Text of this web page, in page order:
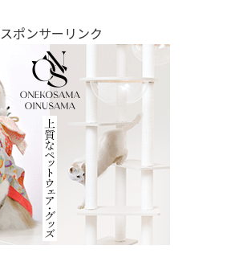
スポンサーリンク